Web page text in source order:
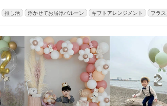
推し活 浮かせてお届けバルーン ギフトアレンジメント フラス